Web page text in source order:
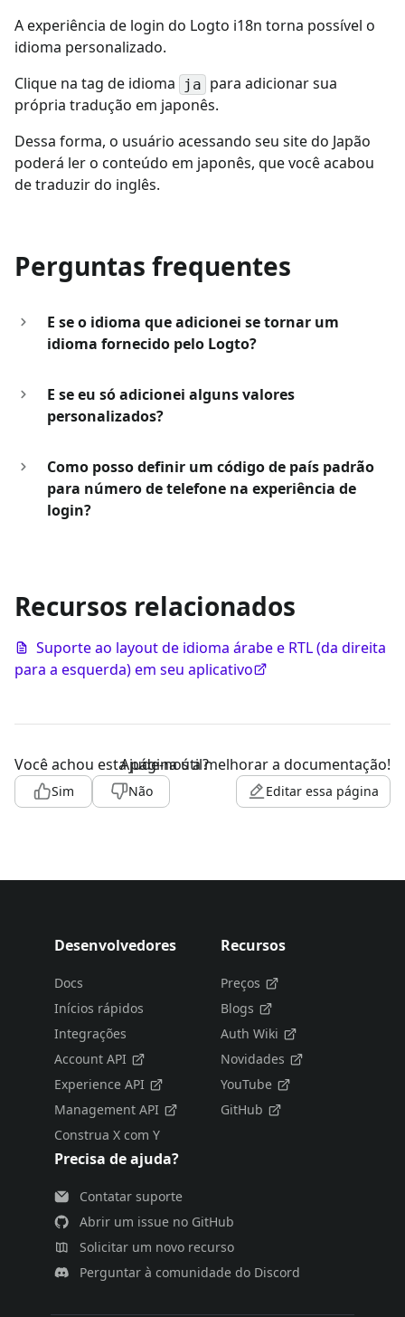
A experiência de login do Logto i18n torna possível o
idioma personalizado.
Clique na tag de idioma
ja para adicionar sua
própria tradução em japonês.
Dessa forma, o usuário acessando seu site do Japão
poderá ler o conteúdo em japonês, que você acabou
de traduzir do inglês.
Perguntas frequentes
E se o idioma que adicionei se tornar um
idioma fornecido pelo Logto?
E se eu só adicionei alguns valores
personalizados?
Como posso definir um código de país padrão
para número de telefone na experiência de
login?
Recursos relacionados
Suporte ao layout de idioma árabe e RTL (da direita
para a esquerda) em seu aplicativo
Você achou esta página útil?
Sim Não
Ajude-nos a melhorar a documentação!
Editar essa página
Desenvolvedores
Docs
Inícios rápidos
Integrações
Account API
Experience API
Management API
Construa X com Y
Recursos
Preços
Blogs
Auth Wiki
Novidades
YouTube
GitHub
Precisa de ajuda?
Contatar suporte
Abrir um issue no GitHub
Solicitar um novo recurso
Perguntar à comunidade do Discord